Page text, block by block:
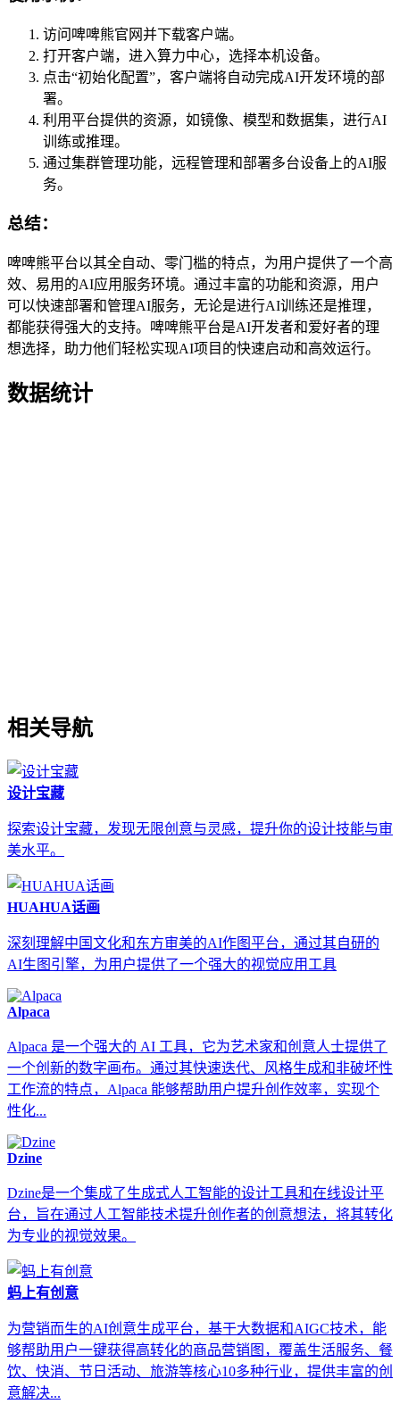
访问啤啤熊官网并下载客户端。
打开客户端，进入算力中心，选择本机设备。
点击“初始化配置”，客户端将自动完成AI开发环境的部
署。
利用平台提供的资源，如镜像、模型和数据集，进行AI
训练或推理。
通过集群管理功能，远程管理和部署多台设备上的AI服
务。
总结：
啤啤熊平台以其全自动、零门槛的特点，为用户提供了一个高
效、易用的AI应用服务环境。通过丰富的功能和资源，用户
可以快速部署和管理AI服务，无论是进行AI训练还是推理，
都能获得强大的支持。啤啤熊平台是AI开发者和爱好者的理
想选择，助力他们轻松实现AI项目的快速启动和高效运行。
数据统计
相关导航
设计宝藏
探索设计宝藏，发现无限创意与灵感，提升你的设计技能与审
美水平。
HUAHUA话画
深刻理解中国文化和东方审美的AI作图平台，通过其自研的
AI生图引擎，为用户提供了一个强大的视觉应用工具
Alpaca
Alpaca 是一个强大的 AI 工具，它为艺术家和创意人士提供了
一个创新的数字画布。通过其快速迭代、风格生成和非破坏性
工作流的特点，Alpaca 能够帮助用户提升创作效率，实现个
性化...
Dzine
Dzine是一个集成了生成式人工智能的设计工具和在线设计平
台，旨在通过人工智能技术提升创作者的创意想法，将其转化
为专业的视觉效果。
蚂上有创意
为营销而生的AI创意生成平台，基于大数据和AIGC技术，能
够帮助用户一键获得高转化的商品营销图，覆盖生活服务、餐
饮、快消、节日活动、旅游等核心10多种行业，提供丰富的创
意解决...